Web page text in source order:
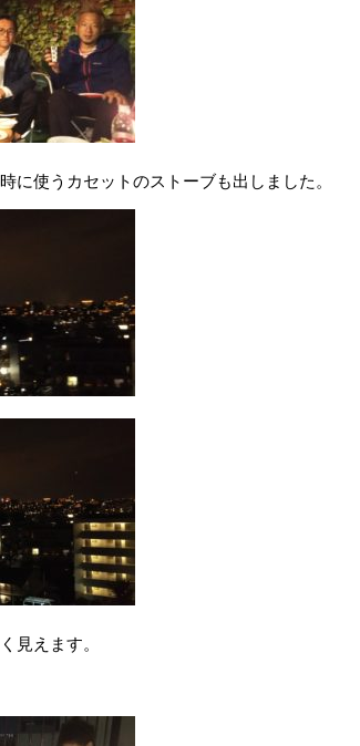
に使うカセットのストーブも出しました。
見えます。